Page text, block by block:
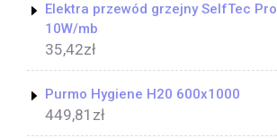
Elektra przewód grzejny SelfTec Pro
10W/mb
35,42zł
Purmo Hygiene H20 600x1000
449,81 zł